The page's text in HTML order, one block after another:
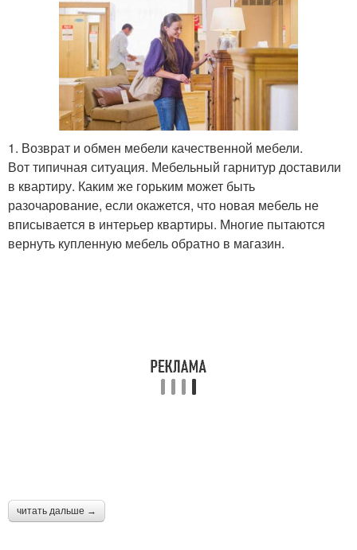
1. Возврат и обмен мебели качественной мебели.
Вот типичная ситуация. Мебельный гарнитур доставили
в квартиру. Каким же горьким может быть
разочарование, если окажется, что новая мебель не
вписывается в интерьер квартиры. Многие пытаются
вернуть купленную мебель обратно в магазин.
читать дальше →